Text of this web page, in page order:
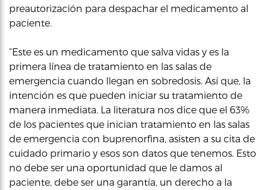
preautorización para despachar el medicamento al
paciente.
“Este es un medicamento que salva vidas y es la
primera línea de tratamiento en las salas de
emergencia cuando llegan en sobredosis. Así que, la
intención es que pueden iniciar su tratamiento de
manera inmediata. La literatura nos dice que el 63%
de los pacientes que inician tratamiento en las salas
de emergencia con buprenorfina, asisten a su cita de
cuidado primario y esos son datos que tenemos. Esto
no debe ser una oportunidad que le damos al
paciente, debe ser una garantía, un derecho a la